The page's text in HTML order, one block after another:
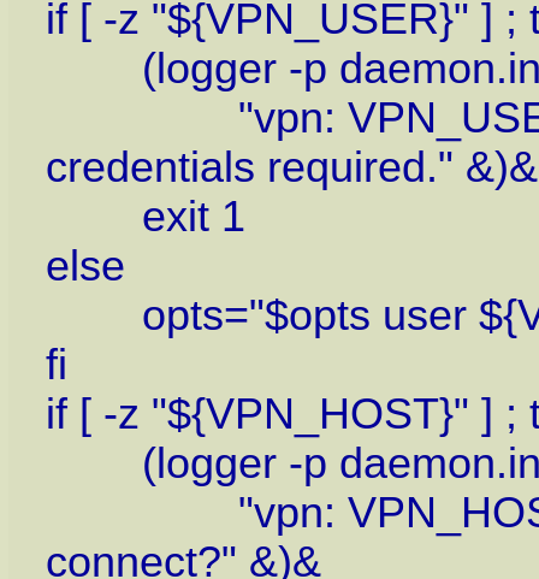
if [ -z "${VPN_USER}" ] ;
(logger -p
"vpn: VPN_USER
credentials required." &)&
exit 1
else
opts="$opts user
fi
if [ -z "${VPN_HOST}" ] ;
(logger -p
"vpn: VPN_HOST
connect?" &)&